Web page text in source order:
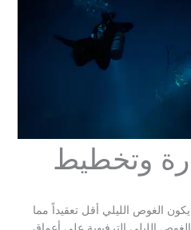
وتخطيط
الغوص الليلي أقل تعقيداً مما